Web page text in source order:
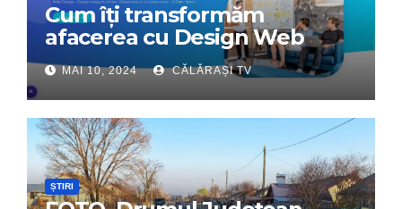
Cum îți transformăm
afacerea cu Design Web
Interactiv – Partenerul tău
digital de încredere
MAI 10, 2024 CĂLĂRAȘI TV
ȘTIRI